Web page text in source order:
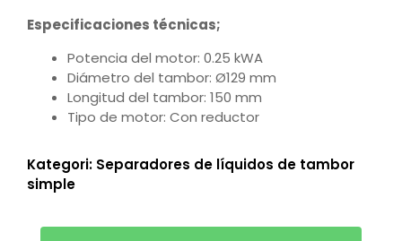
Especificaciones técnicas;
Potencia del motor: 0.25 kWA
Diámetro del tambor: Ø129 mm
Longitud del tambor: 150 mm
Tipo de motor: Con reductor
Kategori: Separadores de líquidos de tambor
simple